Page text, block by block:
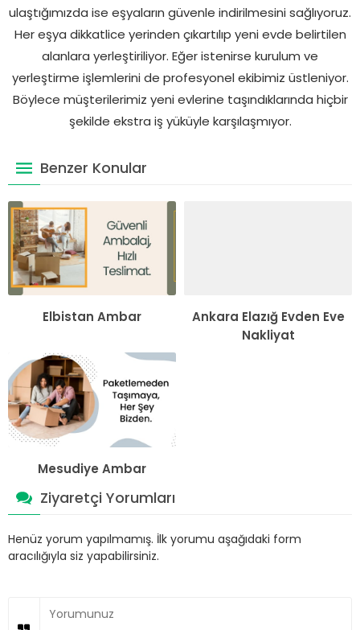
ulaştığımızda ise eşyaların güvenle indirilmesini sağlıyoruz.
Her eşya dikkatlice yerinden çıkartılıp yeni evde belirtilen
alanlara yerleştiriliyor. Eğer istenirse kurulum ve
yerleştirme işlemlerini de profesyonel ekibimiz üstleniyor.
Böylece müşterilerimiz yeni evlerine taşındıklarında hiçbir
şekilde ekstra iş yüküyle karşılaşmıyor.
Benzer Konular
Elbistan Ambar
Ankara Elazığ Evden Eve
Nakliyat
Mesudiye Ambar
Ziyaretçi Yorumları
Henüz yorum yapılmamış. İlk yorumu aşağıdaki form
aracılığıyla siz yapabilirsiniz.